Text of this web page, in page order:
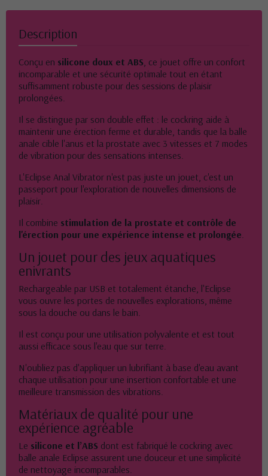
Description
Conçu en silicone doux et ABS , ce jouet offre un confort
incomparable et une sécurité optimale tout en étant
suffisamment robuste pour des sessions de plaisir
prolongées.
Il se distingue par son double effet : le cockring aide à
maintenir une érection ferme et durable, tandis que la balle
anale cible l'anus et la prostate avec 3 vitesses et 7 modes
de vibration pour des sensations intenses.
L'Eclipse Anal Vibrator n'est pas juste un jouet, c'est un
passeport pour l'exploration de nouvelles dimensions de
plaisir.
Il combine stimulation de la prostate et contrôle de
l'érection pour une expérience intense et prolongée
Un jouet pour des jeux aquatiques
enivrants
Rechargeable par USB et totalement étanche, l'Eclipse
vous ouvre les portes de nouvelles explorations, même
sous la douche ou dans le bain.
Il est conçu pour une utilisation polyvalente et est tout
aussi efficace sous l'eau que sur terre.
N'oubliez pas d'appliquer un lubrifiant à base d'eau avant
chaque utilisation pour une insertion confortable et une
meilleure transmission des vibrations.
Matériaux de qualité pour une
expérience agréable
Le silicone et l’ABS dont est fabriqué le cockring avec
balle anale Eclipse assurent une douceur et une simplicité
de nettoyage incomparables.